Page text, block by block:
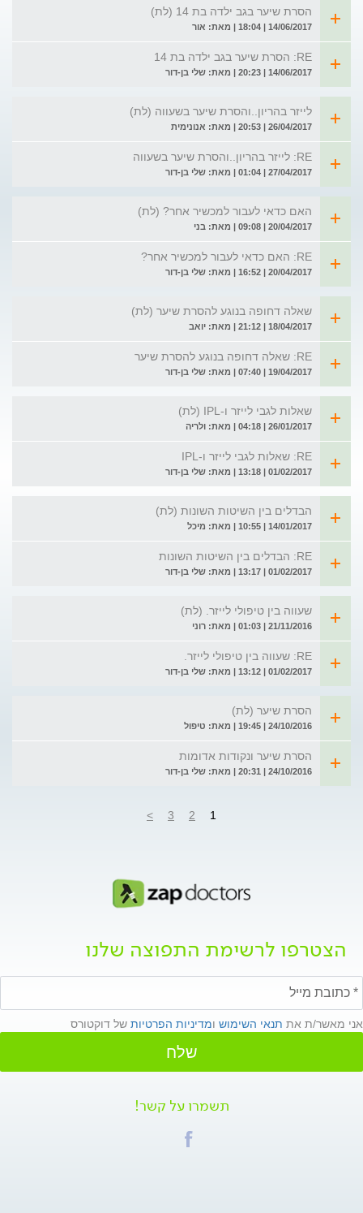
הסרת שיער בגב ילדה בת 14 (לת)
14/06/2017 | 18:04 | מאת: אור
RE: הסרת שיער בגב ילדה בת 14
14/06/2017 | 20:23 | מאת: שלי בן-דור
לייזר בהריון..והסרת שיער בשעווה (לת)
26/04/2017 | 20:53 | מאת: אנונימית
RE: לייזר בהריון..והסרת שיער בשעווה
27/04/2017 | 01:04 | מאת: שלי בן-דור
האם כדאי לעבור למכשיר אחר? (לת)
20/04/2017 | 09:08 | מאת: בני
RE: האם כדאי לעבור למכשיר אחר?
20/04/2017 | 16:52 | מאת: שלי בן-דור
שאלה דחופה בנוגע להסרת שיער (לת)
18/04/2017 | 21:12 | מאת: יואב
RE: שאלה דחופה בנוגע להסרת שיער
19/04/2017 | 07:40 | מאת: שלי בן-דור
שאלות לגבי לייזר ו-IPL (לת)
26/01/2017 | 04:18 | מאת: ולריה
RE: שאלות לגבי לייזר ו-IPL
01/02/2017 | 13:18 | מאת: שלי בן-דור
הבדלים בין השיטות השונות (לת)
14/01/2017 | 10:55 | מאת: מיכל
RE: הבדלים בין השיטות השונות
01/02/2017 | 13:17 | מאת: שלי בן-דור
שעווה בין טיפולי לייזר. (לת)
21/11/2016 | 01:03 | מאת: רוני
RE: שעווה בין טיפולי לייזר.
01/02/2017 | 13:12 | מאת: שלי בן-דור
הסרת שיער (לת)
24/10/2016 | 19:45 | מאת: טיפול
הסרת שיער ונקודות אדומות
24/10/2016 | 20:31 | מאת: שלי בן-דור
1
2
3
>
הצטרפו לרשימת התפוצה שלנו
אני מאשר/ת את תנאי השימוש ומדיניות הפרטיות של דוקטורס
שלח
תשמרו על קשר!